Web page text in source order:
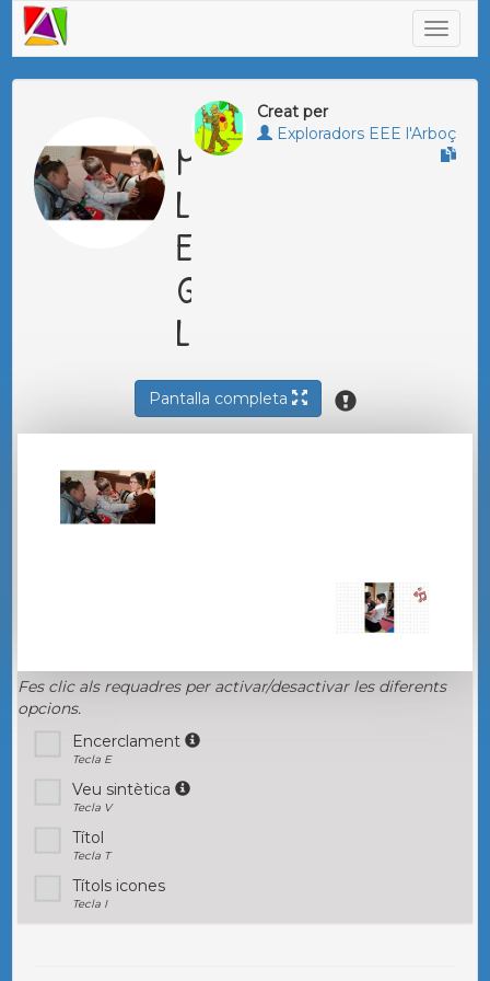
Creat per
Exploradors EEE l'Arboç
MÚSICA AMB
L'ANNA
EXPLORADORS
GENER 25
LLARGS
Pantalla completa
Fes clic als requadres per activar/desactivar les diferents
opcions.
Encerclament
Tecla E
Veu sintètica
Tecla V
Títol
Tecla T
Títols icones
Tecla I